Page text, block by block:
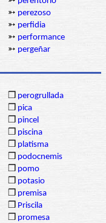
➳ perezoso
➳ perfidia
➳ performance
➳ pergeñar
❒ perogrullada
❒ pica
❒ pincel
❒ piscina
❒ platisma
❒ podocnemis
❒ pomo
❒ potasio
❒ premisa
❒ Priscila
❒ promesa